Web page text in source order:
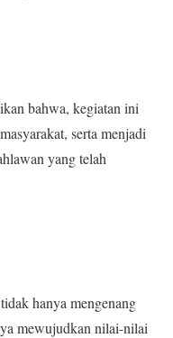
bahwa, kegiatan ini
serta menjadi
yang telah
hanya mengenang
mewujudkan nilai-nilai